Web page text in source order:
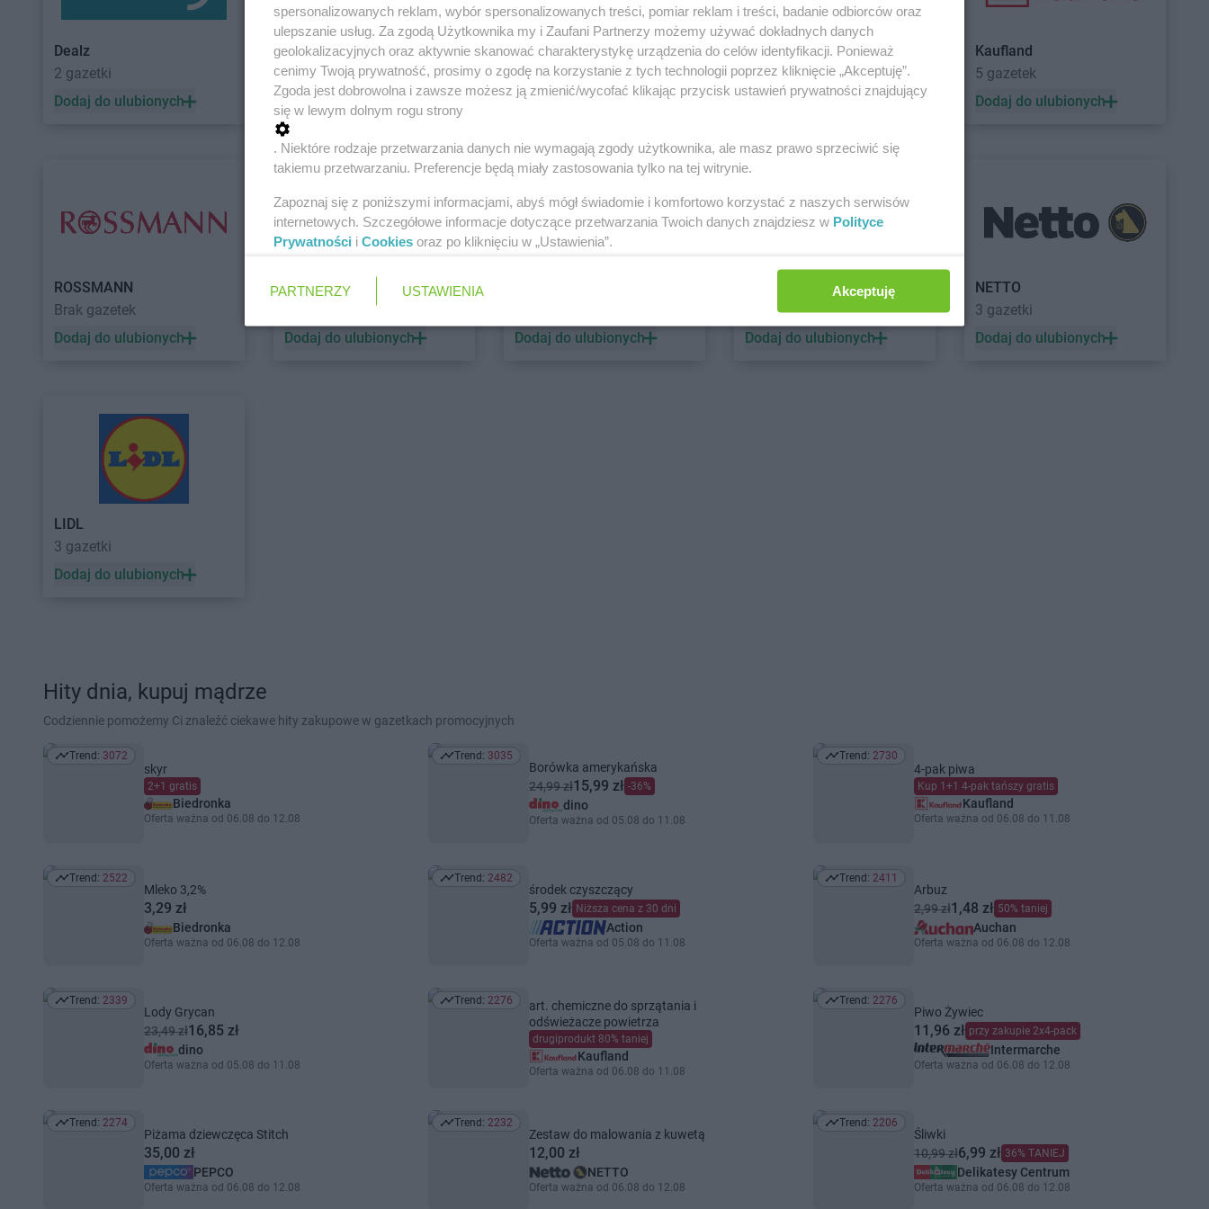
Dealz
2 gazetki
Dodaj do ulubionych
POLOmarket
10 gazetek
Dodaj do ulubionych
PEPCO
1 gazetka
Dodaj do ulubionych
dino
1 gazetka
Dodaj do ulubionych
Kaufland
5 gazetek
Dodaj do ulubionych
ROSSMANN
Brak gazetek
Dodaj do ulubionych
Auchan
Dodaj do ulubionych
Dodaj do ulubionych
7 gazetek
Dodaj do ulubionych
NETTO
3 gazetki
Dodaj do ulubionych
LIDL
3 gazetki
Dodaj do ulubionych
Hity dnia, kupuj mądrze
Codziennie pomożemy Ci znaleźć ciekawe hity zakupowe w gazetkach promocyjnych
Trend: 3072
Trend: 3072
skyr
2+1 gratis
Biedronka
Oferta ważna od 06.08 do 12.08
Trend: 3035
Trend: 3035
Borówka amerykańska
24,99 zł15,99 zł -36%
dino
Oferta ważna od 05.08 do 11.08
Trend: 2730
Trend: 2730
4-pak piwa
Kup 1+1 4-pak tańszy gratis
Kaufland
Oferta ważna od 06.08 do 11.08
Trend: 2522
Trend: 2522
Mleko 3,2%
3,29 zł
Biedronka
Oferta ważna od 06.08 do 12.08
Trend: 2482
Trend: 2482
środek czyszczący
5,99 zł Niższa cena z 30 dni
Action
Oferta ważna od 05.08 do 11.08
Trend: 2411
Trend: 2411
Arbuz
2,99 zł1,48 zł 50% taniej
Auchan
Oferta ważna od 06.08 do 12.08
Trend: 2339
Trend: 2339
Lody Grycan
23,49 zł16,85 zł
dino
Oferta ważna od 05.08 do 11.08
Trend: 2276
Trend: 2276
art. chemiczne do sprzątania i
odświeżacze powietrza
drugiprodukt 80% taniej
Kaufland
Oferta ważna od 06.08 do 11.08
Trend: 2276
Trend: 2276
Piwo Żywiec
11,96 zł przy zakupie 2x4-pack
Intermarche
Oferta ważna od 06.08 do 12.08
Trend: 2274
Trend: 2274
Piżama dziewczęca Stitch
35,00 zł
PEPCO
Oferta ważna od 06.08 do 12.08
Trend: 2232
Trend: 2232
Zestaw do malowania z kuwetą
12,00 zł
NETTO
Oferta ważna od 06.08 do 12.08
Trend: 2206
Trend: 2206
Śliwki
10,99 zł6,99 zł 36% TANIEJ
Delikatesy Centrum
Oferta ważna od 06.08 do 12.08
spersonalizowanych reklam, wybór spersonalizowanych treści, pomiar reklam i treści, badanie odbiorców oraz
ulepszanie usług. Za zgodą Użytkownika my i Zaufani Partnerzy możemy używać dokładnych danych
geolokalizacyjnych oraz aktywnie skanować charakterystykę urządzenia do celów identyfikacji. Ponieważ
cenimy Twoją prywatność, prosimy o zgodę na korzystanie z tych technologii poprzez kliknięcie „Akceptuję”.
Zgoda jest dobrowolna i zawsze możesz ją zmienić/wycofać klikając przycisk ustawień prywatności znajdujący
się w lewym dolnym rogu strony
. Niektóre rodzaje przetwarzania danych nie wymagają zgody użytkownika, ale masz prawo sprzeciwić się
takiemu przetwarzaniu. Preferencje będą miały zastosowania tylko na tej witrynie.
Zapoznaj się z poniższymi informacjami, abyś mógł świadomie i komfortowo korzystać z naszych serwisów
internetowych. Szczegółowe informacje dotyczące przetwarzania Twoich danych znajdziesz w Polityce
Prywatności i Cookies oraz po kliknięciu w „Ustawienia”.
PARTNERZY USTAWIENIA Akceptuję